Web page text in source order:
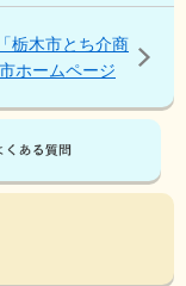
栃木市とち介商
ホームページ